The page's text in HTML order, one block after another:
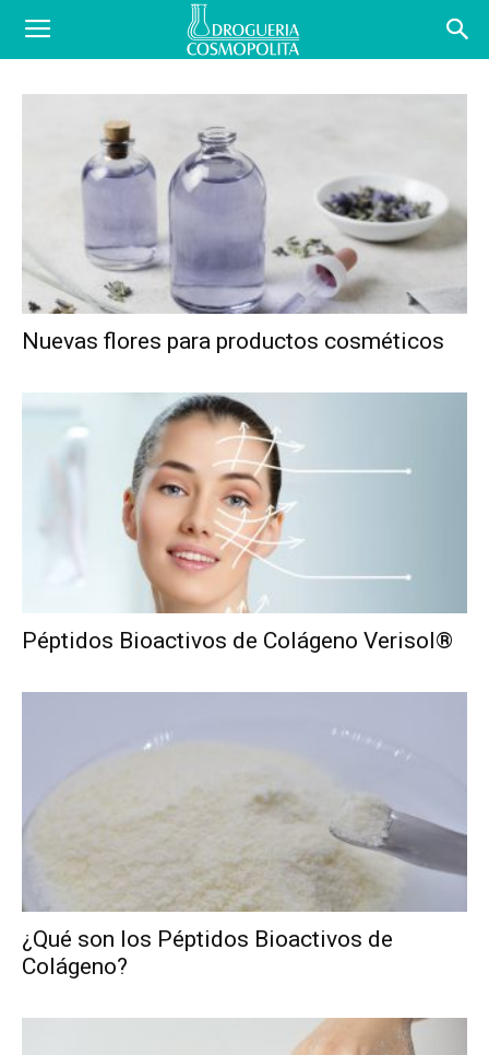
COSBLOG
Nuevas flores para productos cosméticos
Péptidos Bioactivos de Colágeno Verisol®
¿Qué son los Péptidos Bioactivos de
Colágeno?